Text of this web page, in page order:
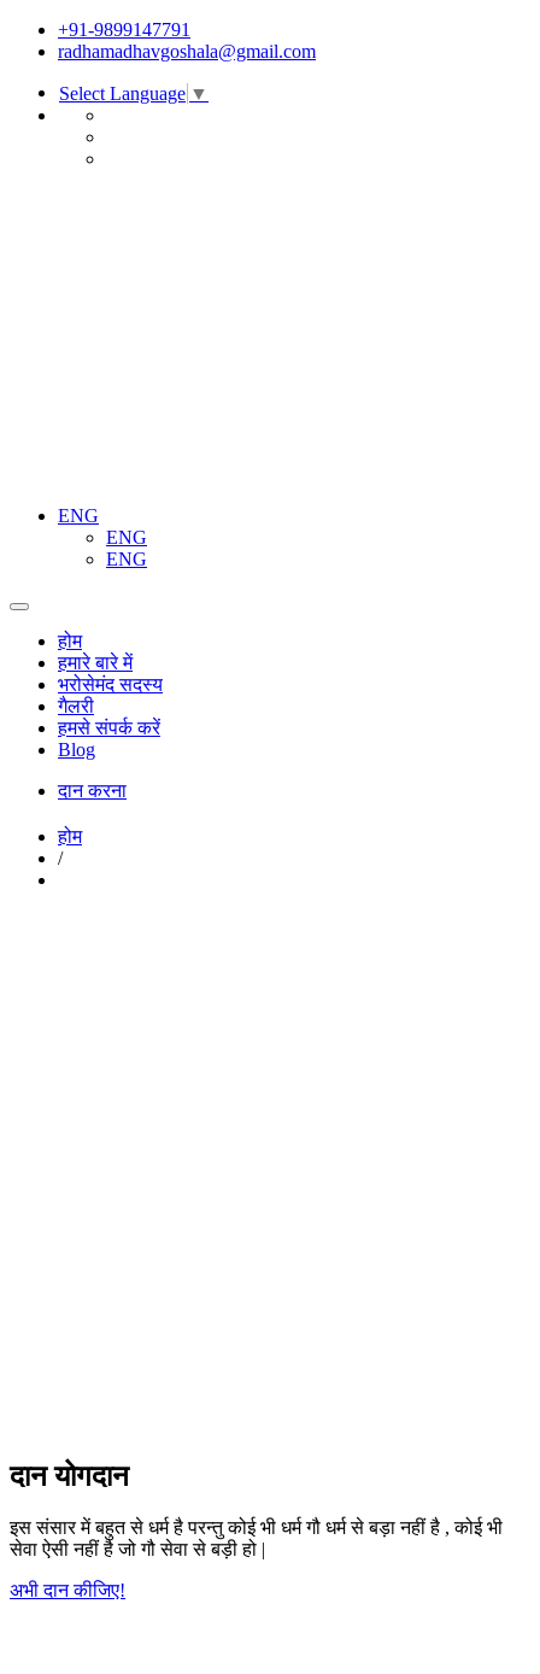
+91-9899147791
radhamadhavgoshala@gmail.com
Select Language ▼
ENG
ENG
ENG
होम
हमारे बारे में
भरोसेमंद सदस्य
गैलरी
हमसे संपर्क करें
Blog
दान करना
होम
/
दान योगदान
इस संसार में बहुत से धर्म है परन्तु कोई भी धर्म गौ धर्म से बड़ा नहीं है , कोई भी
सेवा ऐसी नहीं है जो गौ सेवा से बड़ी हो |
अभी दान कीजिए!